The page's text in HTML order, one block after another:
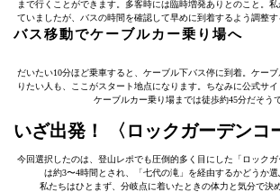
まで行くことができます。多客時には臨時増発ありとのこと。
ていましたが、バスの時間を確認して早めに到着するよう調整す
バス移動でケーブルカー乗り場へ
だいたい10分ほど乗車すると、ケーブル下バス停に到着。ケー
りたい人も、ここがスタート地点になります。ちなみに公式サ
ケーブルカー乗り場までは徒歩約45分だそう
いざ出発！ 〈ロックガーデンコ
今回選択したのは、登山レポでも圧倒的多く目にした「ロック
は約3〜4時間とされ、「七代の滝」を経由するかどうか選
私たちはひとまず、分岐点に着いたときの体力と気分で決